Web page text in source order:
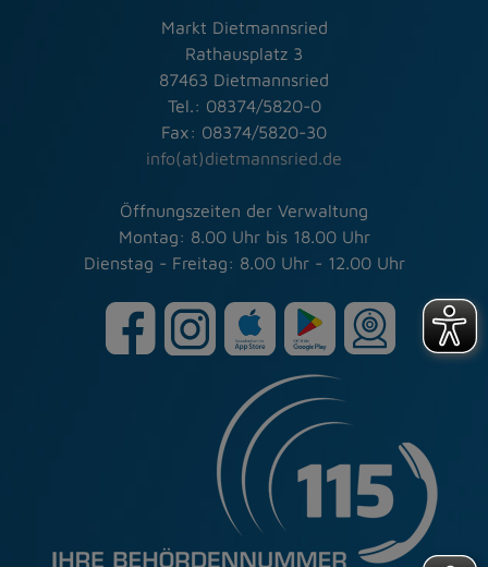
Markt Dietmannsried
Rathausplatz 3
87463 Dietmannsried
Tel.: 08374/5820-0
Fax: 08374/5820-30
info(at)dietmannsried.de
Öffnungszeiten der Verwaltung
Montag: 8.00 Uhr bis 18.00 Uhr
Dienstag - Freitag: 8.00 Uhr - 12.00 Uhr